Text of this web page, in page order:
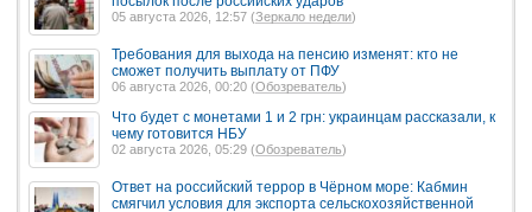
05 августа 2026, 12:57 (Зеркало недели)
Требования для выхода на пенсию изменят: кто не
сможет получить выплату от ПФУ
06 августа 2026, 00:20 (Обозреватель)
Что будет с монетами 1 и 2 грн: украинцам рассказали, к
чему готовится НБУ
02 августа 2026, 05:29 (Обозреватель)
Ответ на российский террор в Чёрном море: Кабмин
смягчил условия для экспорта сельскохозяйственной